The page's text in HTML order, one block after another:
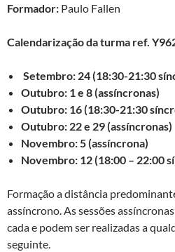
Formador: Paulo Fallen
Calendarização da turma ref.
Setembro: 24 (18:30-21:30
Outubro: 1 e 8 (assíncronas)
Outubro: 16 (18:30-21:30
Outubro: 22 e 29 (assíncronas)
Novembro: 5 (assíncrona)
Novembro: 12 (18:00 – 22:00
Formação a distância
assíncrono. As sessões
cada e podem ser realizadas a
seguinte.